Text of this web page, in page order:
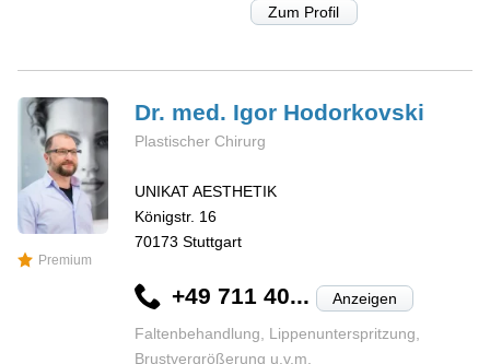
Zum Profil
Premium
Dr. med. Igor Hodorkovski
Plastischer Chirurg
UNIKAT AESTHETIK
Königstr. 16
70173 Stuttgart
+49 711 40... Anzeigen
Faltenbehandlung, Lippenunterspritzung,
Brustvergrößerung u.v.m.